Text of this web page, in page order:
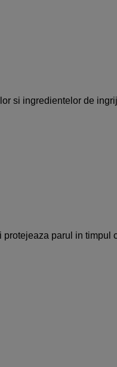
si ingredientelor de
parul in timpul